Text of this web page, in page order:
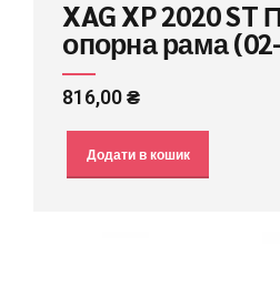
XAG XP 2020 ST
опорна рама
816,00₴
Додати в кошик